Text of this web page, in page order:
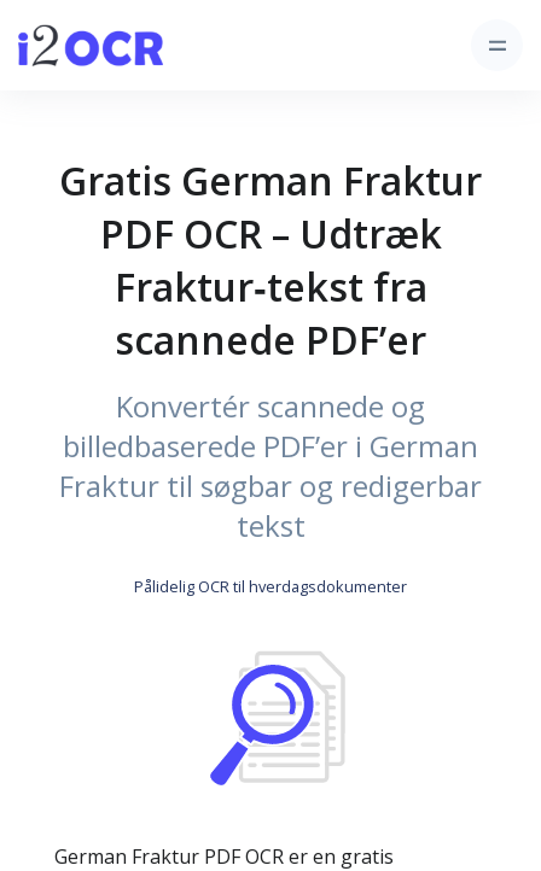
Gratis German Fraktur
PDF OCR – Udtræk
Fraktur‑tekst fra
scannede PDF’er
Konvertér scannede og
billedbaserede PDF’er i German
Fraktur til søgbar og redigerbar
tekst
Pålidelig OCR til hverdagsdokumenter
German Fraktur PDF OCR er en gratis